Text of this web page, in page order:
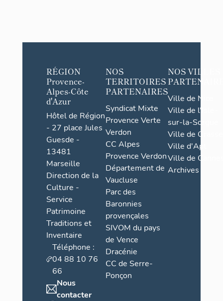
RÉGION
Provence-
Alpes-Côte
d'Azur
Hôtel de Région
- 27 place Jules
Guesde -
13481
Marseille
Direction de la
Culture -
Service
Patrimoine
Traditions et
Inventaire
Téléphone :
04 88 10 76
66
Nous
contacter
NOS
TERRITOIRES
PARTENAIRES
Syndicat Mixte
Provence Verte
Verdon
CC Alpes
Provence Verdon
Département de
Vaucluse
Parc des
Baronnies
provençales
SIVOM du pays
de Vence
Dracénie
CC de Serre-
Ponçon
NOS VILLES
Ville de Nice
Ville de l'Isle-
sur-la-Sorgue
Ville de Grasse
Ville d'Apt
Ville de
Archives